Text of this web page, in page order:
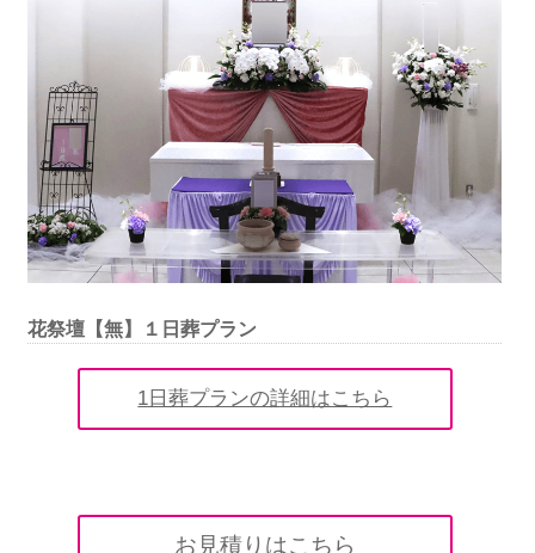
花祭壇【無】１日葬プラン
1日葬プランの詳細はこちら
お見積りはこちら